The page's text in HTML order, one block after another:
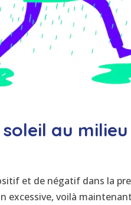
au
et de négatif dans la
voilà